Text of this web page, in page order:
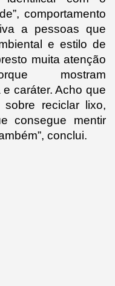
comportamento
a pessoas que
e estilo de
muita atenção
mostram
caráter. Acho que
reciclar lixo,
consegue mentir
conclui.